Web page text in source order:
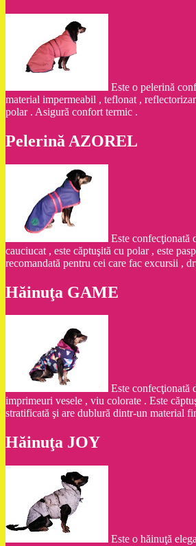
Este o pelerină
material impermeabil , teflonat ,
polar . Asigură confort termic .
Pelerină AZOREL
Este confecţionată
cauciucat , este căptuşită cu polar , este
recomandată pentru cei care fac excursii ,
Hăinuţa GAME
Este confecţionată
imprimeuri vesele , viu colorate . Este
stratificată şi are dublură dintr-un material
Hăinuţa JOY
Este o hăinuţă